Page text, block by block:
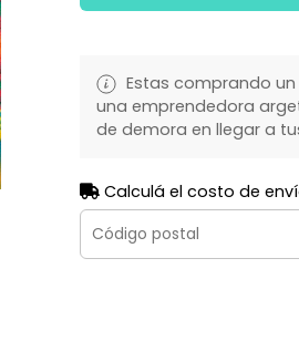
Estas comprando
una emprendedora
de demora en llegar a
Calculá el costo de